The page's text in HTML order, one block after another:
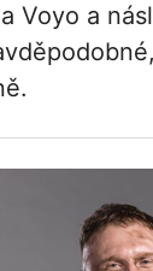
Voyo a